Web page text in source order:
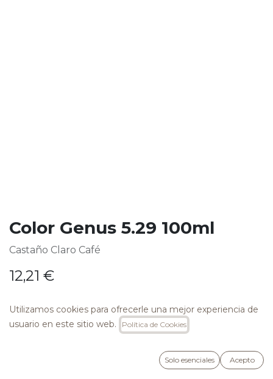
Color Genus 5.29 100ml
Castaño Claro Café
12,21 €
AÑADIR A LA CESTA
Utilizamos cookies para ofrecerle una mejor experiencia de
usuario en este sitio web.
Política de Cookies
Solo esenciales Acepto